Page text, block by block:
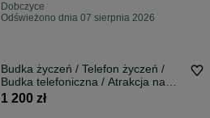
Dobczyce
Odświeżono dnia 07 sierpnia 2026
Budka życzeń / Telefon życzeń /
Budka telefoniczna / Atrakcja na
wesele
1 200 zł